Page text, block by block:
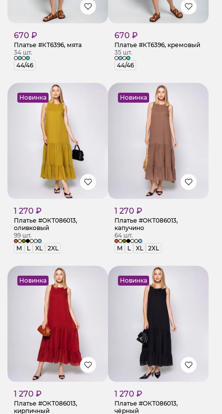
670 ₽
Платье #КТ6396, мята
34 шт.
44/46
670 ₽
Платье #КТ6396, кремовый
35 шт.
44/46
Новинка
1 270 ₽
Платье #ОКТ086013,
оливковый
99 шт.
M
L XL 2XL
Новинка
1 270 ₽
Платье #ОКТ086013,
капучино
64 шт.
M
L XL 2XL
Новинка
1 270 ₽
Платье #ОКТ086013,
кирпичный
Новинка
1 270 ₽
Платье #ОКТ086013,
чёрный